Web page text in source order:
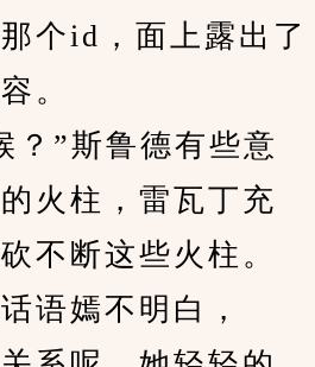
个id，面上露出了
。
”斯鲁德有些意
火柱，雷瓦丁充
不断这些火柱。
嫣不明白，